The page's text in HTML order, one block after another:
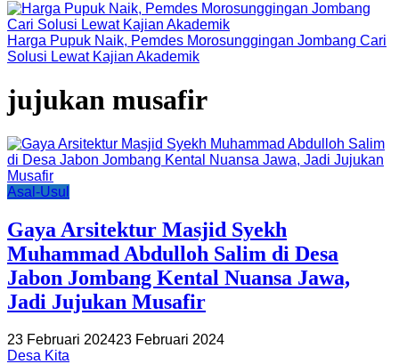
Harga Pupuk Naik, Pemdes Morosunggingan Jombang Cari
Solusi Lewat Kajian Akademik
jujukan musafir
Asal-Usul
Gaya Arsitektur Masjid Syekh
Muhammad Abdulloh Salim di Desa
Jabon Jombang Kental Nuansa Jawa,
Jadi Jujukan Musafir
23 Februari 202423 Februari 2024
Desa Kita